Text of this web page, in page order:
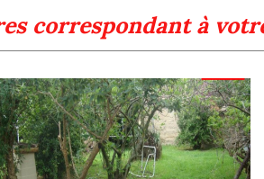
correspondant à